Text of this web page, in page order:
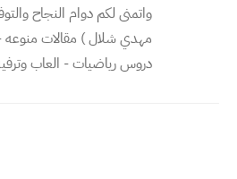
واتمنى لكم دوام النجاح
مهدي شلال ) مقالات منوعه -
دروس رياضيات - العاب